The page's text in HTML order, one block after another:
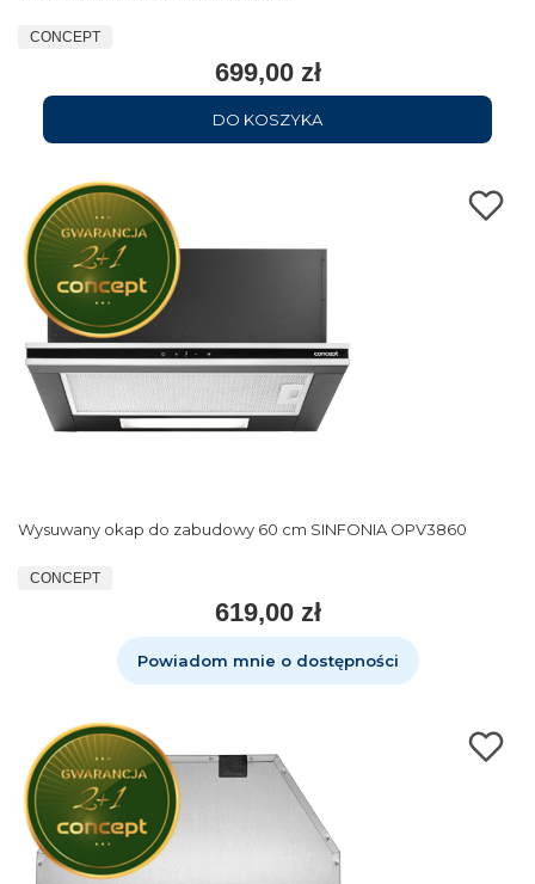
CONCEPT
699,00 zł
DO KOSZYKA
Wysuwany okap do zabudowy 60 cm SINFONIA OPV3860
CONCEPT
619,00 zł
Powiadom mnie o dostępności